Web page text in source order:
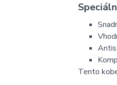
Tento